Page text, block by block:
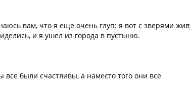
вам, что я еще очень глуп: я вот с зверями
и я ушел из города в пустыню.
были счастливы, а наместо того они все